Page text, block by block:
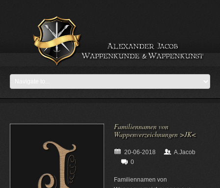
Familiennamen von
Wappenverzeichnungen >JK<
20-06-2018
A.Jacob
0
Familiennamen von